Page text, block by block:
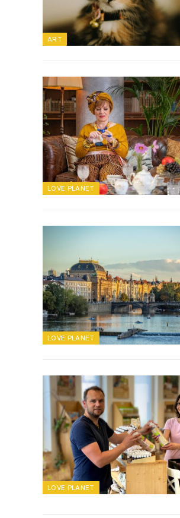
ART
LOVE PLANET
LOVE PLANET
LOVE PLANET